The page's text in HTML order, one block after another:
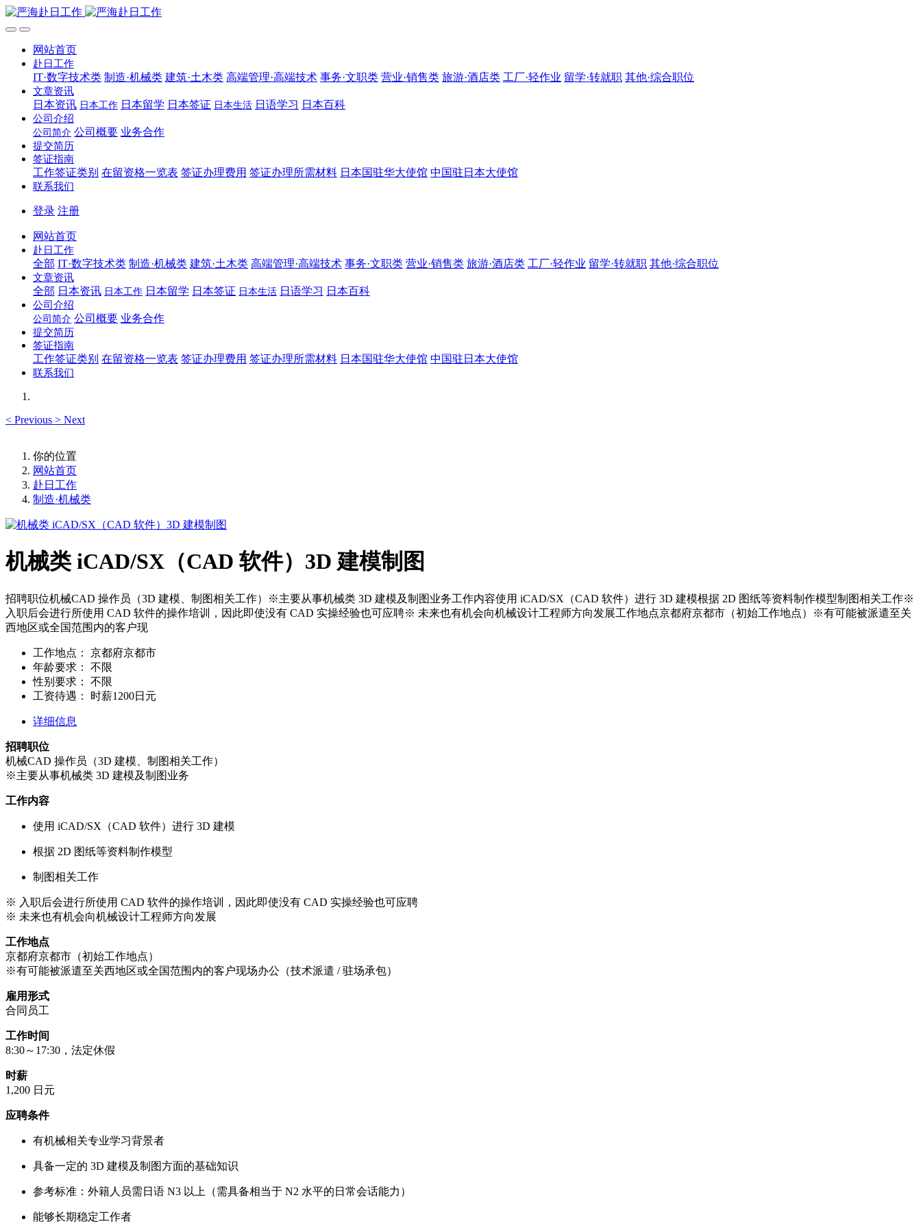
网站首页
赴日工作
IT·数字技术类 制造·机械类 建筑·土木类 高端管理·高端技术 事务·文职类 营业·销售类 旅游·酒店类 工厂·轻作业 留学·转就职 其他·综合职位
文章资讯
日本资讯 日本工作 日本留学 日本签证 日本生活 日语学习 日本百科
公司介绍
公司简介 公司概要 业务合作
提交简历
签证指南
工作签证类别 在留资格一览表 签证办理费用 签证办理所需材料 日本国驻华大使馆 中国驻日本大使馆
联系我们
登录 注册
网站首页
赴日工作
全部 IT·数字技术类 制造·机械类 建筑·土木类 高端管理·高端技术 事务·文职类 营业·销售类 旅游·酒店类 工厂·轻作业 留学·转就职 其他·综合职位
文章资讯
全部 日本资讯 日本工作 日本留学 日本签证 日本生活 日语学习 日本百科
公司介绍
公司简介 公司概要 业务合作
提交简历
签证指南
工作签证类别 在留资格一览表 签证办理费用 签证办理所需材料 日本国驻华大使馆 中国驻日本大使馆
联系我们
< Previous > Next
你的位置
网站首页
赴日工作
制造·机械类
机械类 iCAD/SX（CAD 软件）3D 建模制图
招聘职位机械CAD 操作员（3D 建模、制图相关工作）※主要从事机械类 3D 建模及制图业务工作内容使用 iCAD/SX（CAD 软件）进行 3D 建模根据 2D 图纸等资料制作模型制图相关工作※
入职后会进行所使用 CAD 软件的操作培训，因此即使没有 CAD 实操经验也可应聘※ 未来也有机会向机械设计工程师方向发展工作地点京都府京都市（初始工作地点）※有可能被派遣至关
西地区或全国范围内的客户现
工作地点：
京都府京都市
年龄要求：
不限
性别要求：
不限
工资待遇：
时薪1200日元
详细信息
招聘职位
机械CAD 操作员（3D 建模、制图相关工作）
※主要从事机械类 3D 建模及制图业务
工作内容
使用 iCAD/SX（CAD 软件）进行 3D 建模
根据 2D 图纸等资料制作模型
制图相关工作
※ 入职后会进行所使用 CAD 软件的操作培训，因此即使没有 CAD 实操经验也可应聘
※ 未来也有机会向机械设计工程师方向发展
工作地点
京都府京都市（初始工作地点）
※有可能被派遣至关西地区或全国范围内的客户现场办公（技术派遣 / 驻场承包）
雇用形式
合同员工
工作时间
8:30～17:30，法定休假
时薪
1,200 日元
应聘条件
有机械相关专业学习背景者
具备一定的 3D 建模及制图方面的基础知识
参考标准：外籍人员需日语 N3 以上（需具备相当于 N2 水平的日常会话能力）
能够长期稳定工作者